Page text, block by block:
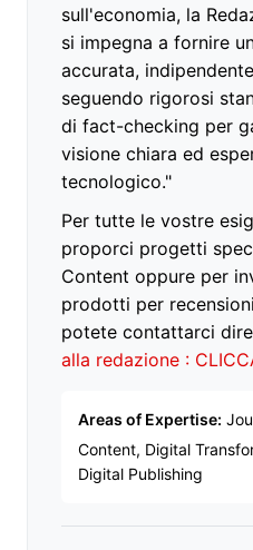
sull'economia, la
si impegna a fornire
accurata,
seguendo rigorosi
di fact-checking per
visione chiara ed
tecnologico."
Per tutte le vostre
proporci progetti
Content oppure per
prodotti per
potete contattarci
alla redazione :
Areas of Expertise:
Content, Digital
Digital Publishing